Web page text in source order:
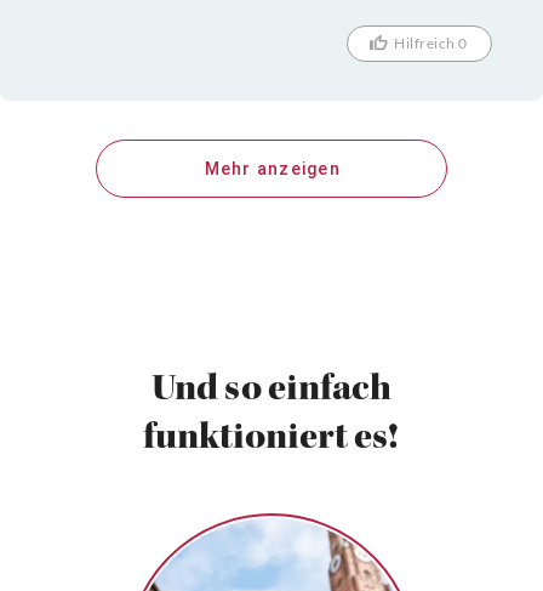
Hilfreich 0
Mehr anzeigen
Und so einfach
funktioniert es!